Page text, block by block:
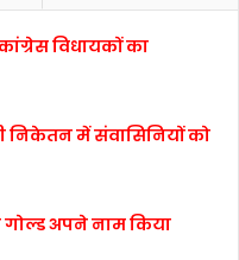
विधायकों का
निकेतन में संवासिनियों को
अपने नाम किया